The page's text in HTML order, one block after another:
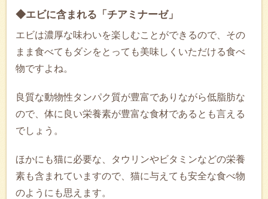
◆エビに含まれる「チアミナーゼ」
エビは濃厚な味わいを楽しむことができるので、その
まま食べてもダシをとっても美味しくいただける食べ
物ですよね。
良質な動物性タンパク質が豊富でありながら低脂肪な
ので、体に良い栄養素が豊富な食材であるとも言える
でしょう。
ほかにも猫に必要な、タウリンやビタミンなどの栄養
素も含まれていますので、猫に与えても安全な食べ物
のようにも思えます。